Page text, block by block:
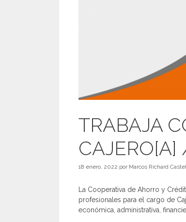
TRABAJA
18 enero, 2022 por Marcos Richard
La Cooperativa de Ahorro y
profesionales para el cargo de
económica, administrativa,